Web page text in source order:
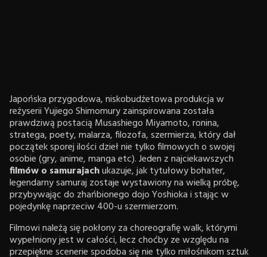
Japońska przygodowa, niskobudżetowa produkcja w
reżyserii Yujiego Shimomury zainspirowana została
prawdziwą postacią Musashiego Miyamoto, ronina,
stratega, poety, malarza, filozofa, szermierza, który dał
początek sporej ilości dzieł nie tylko filmowych o swojej
osobie (gry, anime, manga etc). Jeden z najciekawszych
filmów o samurajachukazuje, jak tytułowy bohater,
legendarny samuraj zostaje wystawiony na wielką próbę,
przybywając do zhańbionego dojo Yoshioka i stając w
pojedynkę naprzeciw 400-u szermierzom.
Filmowi należą się pokłony za choreografię walk, którymi
wypełniony jest w całości, lecz choćby ze względu na
przepiękne scenerie spodoba się nie tylko miłośnikom sztuk